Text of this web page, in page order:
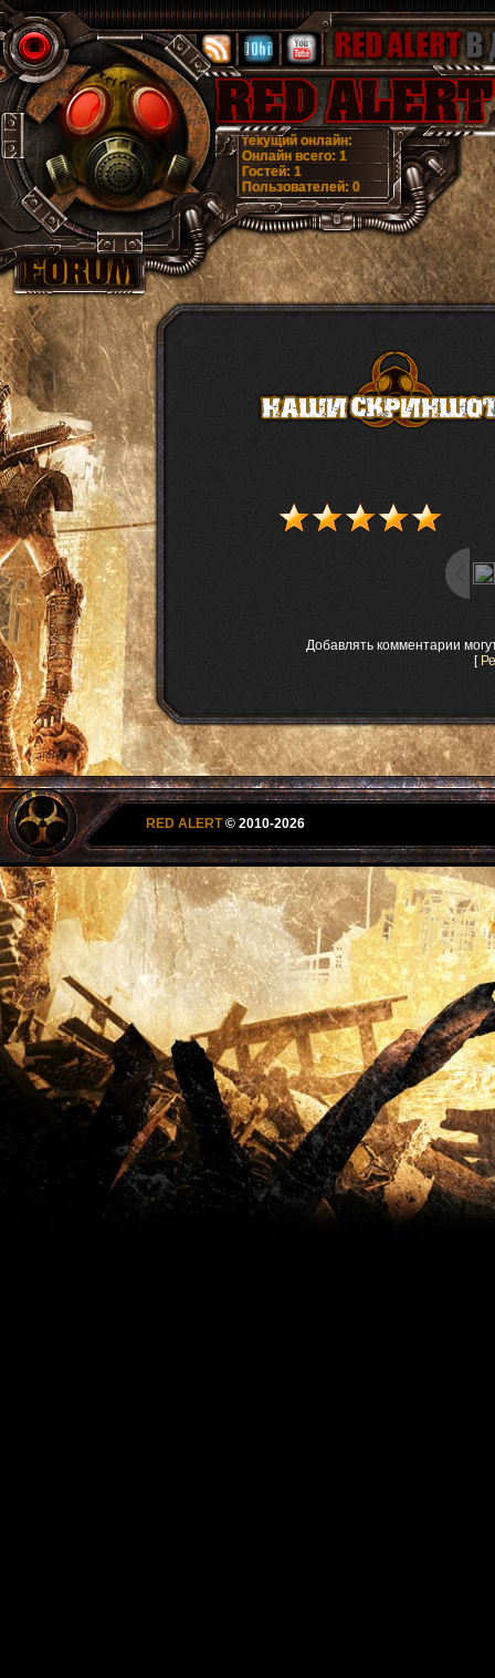
Онлайн всего: 1
Гостей: 1
Пользователей: 0
текущий онлайн:
Добавлять комментарии
[
RED ALERT © 2010-2026